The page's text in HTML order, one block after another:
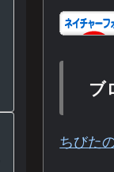
ブ
ちびた